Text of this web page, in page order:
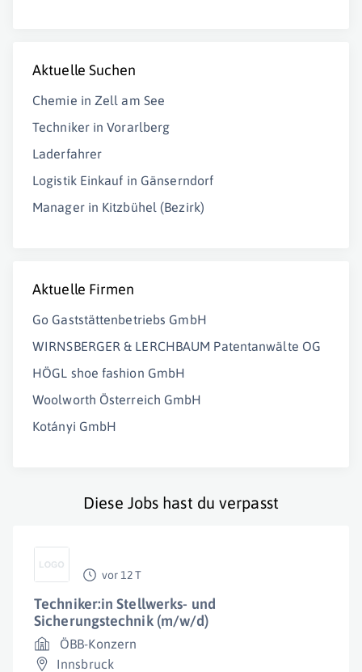
Aktuelle Suchen
Chemie in Zell am See
Techniker in Vorarlberg
Laderfahrer
Logistik Einkauf in Gänserndorf
Manager in Kitzbühel (Bezirk)
Aktuelle Firmen
Go Gaststättenbetriebs GmbH
WIRNSBERGER & LERCHBAUM Patentanwälte OG
HÖGL shoe fashion GmbH
Woolworth Österreich GmbH
Kotányi GmbH
Diese Jobs hast du verpasst
vor 12 T
Techniker:in Stellwerks- und
Sicherungstechnik (m/w/d)
ÖBB-Konzern
Innsbruck